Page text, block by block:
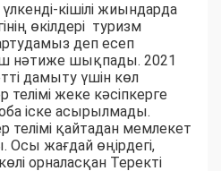
кішілі жиындарда
өкілдері туризм
деп есеп
нәтиже шықпады. 2021
дамыту үшін көл
жеке кәсіпкерге
іске асырылмады.
қайтадан мемлекет
Осы жағдай өңірдегі,
орналасқан Теректі